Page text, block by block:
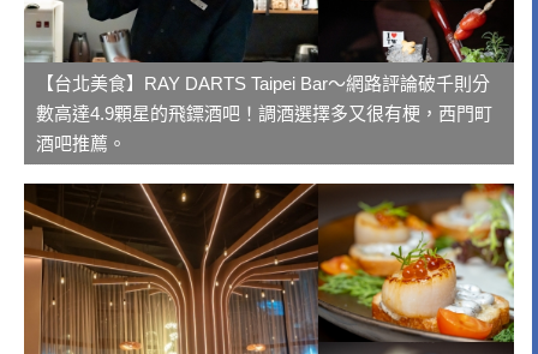
【台北美食】RAY DARTS Taipei Bar～網路評論破千則分
數高達4.9顆星的飛鏢酒吧！調酒選擇多又很有梗，西門町
酒吧推薦。